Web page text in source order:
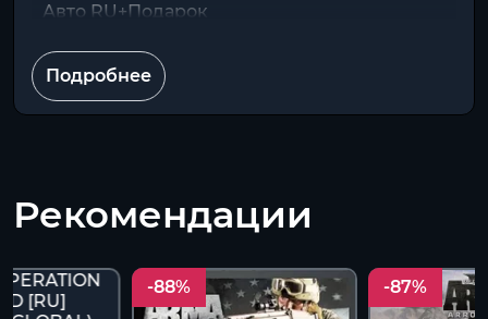
Авто RU+Подарок
Подробнее
Рекомендации
-88% -87%